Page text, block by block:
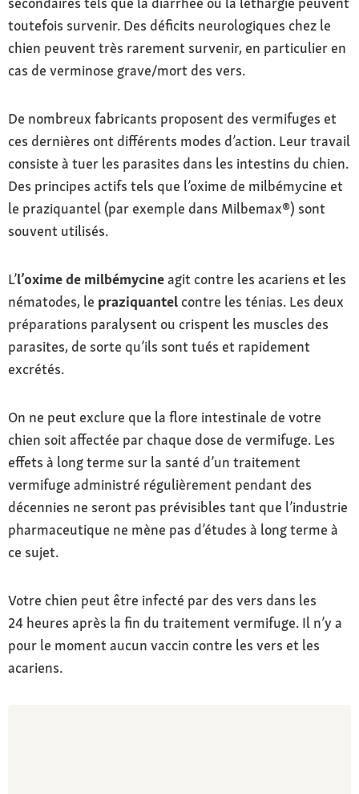
toutefois survenir. Des déficits neurologiques chez le
chien peuvent très rarement survenir, en particulier en
cas de verminose grave/mort des vers.
De nombreux fabricants proposent des vermifuges et
ces dernières ont différents modes d’action. Leur travail
consiste à tuer les parasites dans les intestins du chien.
Des principes actifs tels que l’oxime de milbémycine et
le praziquantel (par exemple dans Milbemax®) sont
souvent utilisés.
L’l’oxime de milbémycineagit contre les acariens et les
nématodes, le praziquantel contre les ténias. Les deux
préparations paralysent ou crispent les muscles des
parasites, de sorte qu’ils sont tués et rapidement
excrétés.
On ne peut exclure que la flore intestinale de votre
chien soit affectée par chaque dose de vermifuge. Les
effets à long terme sur la santé d’un traitement
vermifuge administré régulièrement pendant des
décennies ne seront pas prévisibles tant que l’industrie
pharmaceutique ne mène pas d’études à long terme à
ce sujet.
Votre chien peut être infecté par des vers dans les
24 heures après la fin du traitement vermifuge. Il n’y a
pour le moment aucun vaccin contre les vers et les
acariens.